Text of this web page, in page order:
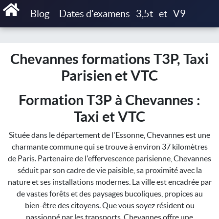
Blog Dates d'examens 3,5t et V9
Accueil
Chevannes formations T3P, Taxi
Parisien et VTC
Formation T3P à Chevannes :
Taxi et VTC
Située dans le département de l'Essonne, Chevannes est une
charmante commune qui se trouve à environ 37 kilomètres
de Paris. Partenaire de l'effervescence parisienne, Chevannes
séduit par son cadre de vie paisible, sa proximité avec la
nature et ses installations modernes. La ville est encadrée par
de vastes forêts et des paysages bucoliques, propices au
bien-être des citoyens. Que vous soyez résident ou
passionné par les transports, Chevannes offre une